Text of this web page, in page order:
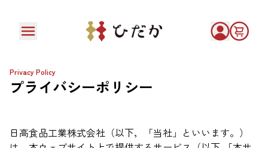
Privacy Policy
プライバシーポリシー
日高食品工業株式会社（以下，「当社」といいます。）